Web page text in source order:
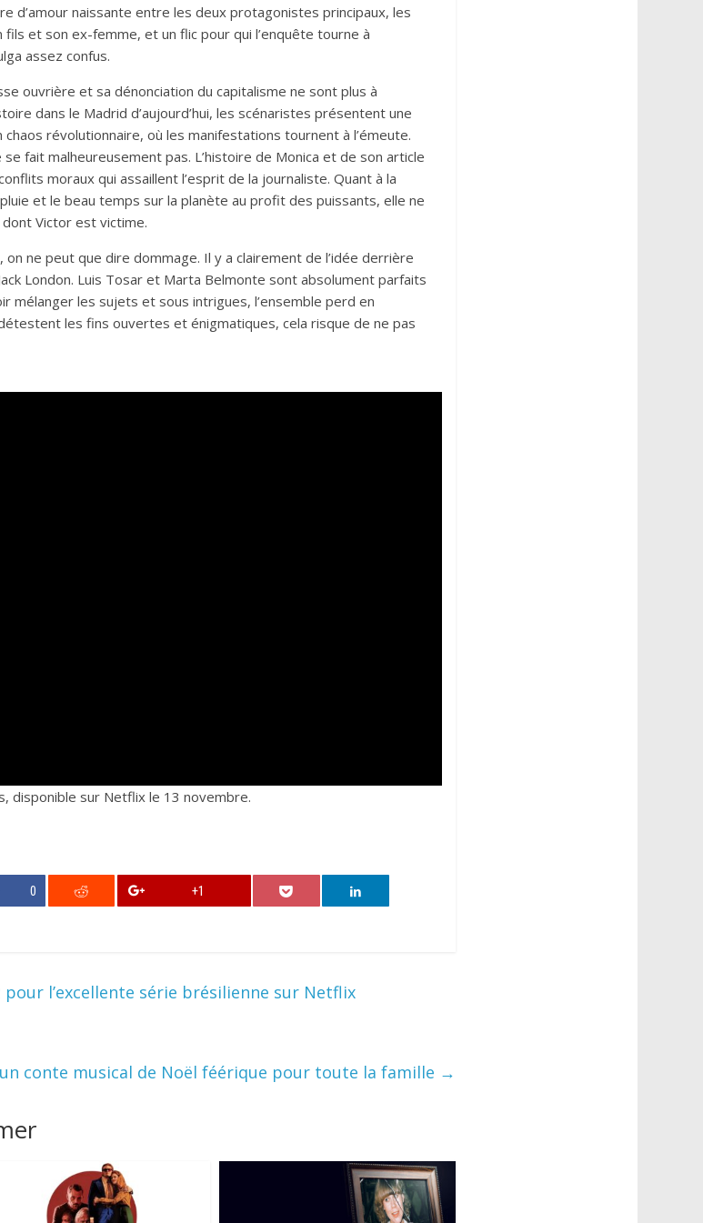
d’amour naissante entre les deux protagonistes principaux, les
et son ex-femme, et un flic pour qui l’enquête tourne à
assez confus.
ouvrière et sa dénonciation du capitalisme ne sont plus à
dans le Madrid d’aujourd’hui, les scénaristes présentent une
révolutionnaire, où les manifestations tournent à l’émeute.
fait malheureusement pas. L’histoire de Monica et de son article
moraux qui assaillent l’esprit de la journaliste. Quant à la
et le beau temps sur la planète au profit des puissants, elle ne
Victor est victime.
ne peut que dire dommage. Il y a clairement de l’idée derrière
London. Luis Tosar et Marta Belmonte sont absolument parfaits
mélanger les sujets et sous intrigues, l’ensemble perd en
les fins ouvertes et énigmatiques, cela risque de ne pas
disponible sur Netflix le 13 novembre.
0 +1
pour l’excellente série brésilienne sur Netflix
un conte musical de Noël féérique pour toute la famille →